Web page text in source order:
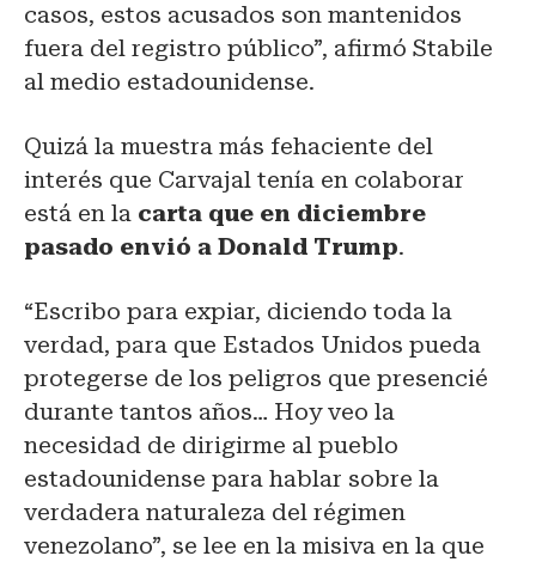
casos, estos acusados son mantenidos
fuera del registro público”, afirmó Stabile
al medio estadounidense.
Quizá la muestra más fehaciente del
interés que Carvajal tenía en colaborar
está en la carta que en diciembre
pasado envió a Donald Trump.
“Escribo para expiar, diciendo toda la
verdad, para que Estados Unidos pueda
protegerse de los peligros que presencié
durante tantos años… Hoy veo la
necesidad de dirigirme al pueblo
estadounidense para hablar sobre la
verdadera naturaleza del régimen
venezolano”, se lee en la misiva en la que